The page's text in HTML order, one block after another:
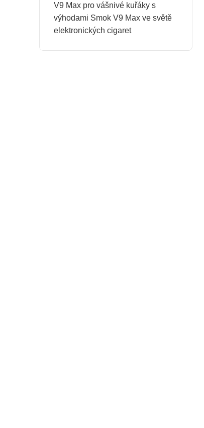
V9 Max pro vášnivé kuřáky s
výhodami Smok V9 Max ve světě
elektronických cigaret